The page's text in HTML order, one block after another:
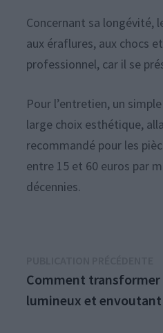
Concernant sa longévité,
aux éraflures, aux chocs
professionnel, car il se
Pour l’entretien, un
large choix esthétique,
recommandé pour les
entre 15 et 60 euros par
décennies.
de
Comment transformer
lumineux et envoutant